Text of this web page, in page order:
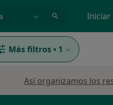
Iniciar
Más filtros • 1
Así organizamos los